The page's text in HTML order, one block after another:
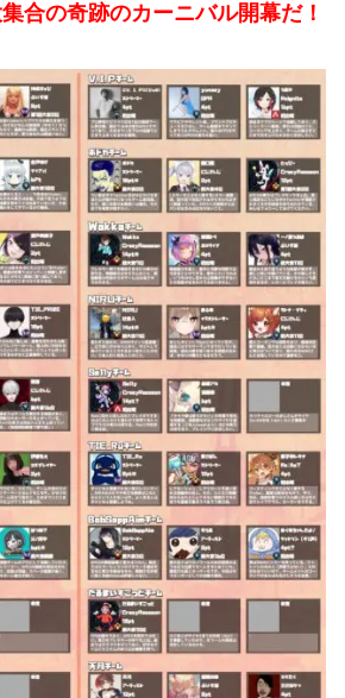
合の奇跡のカーニバル開幕だ！